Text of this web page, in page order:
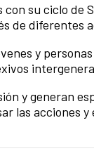
su ciclo de
de diferentes
y
y generan
las acciones